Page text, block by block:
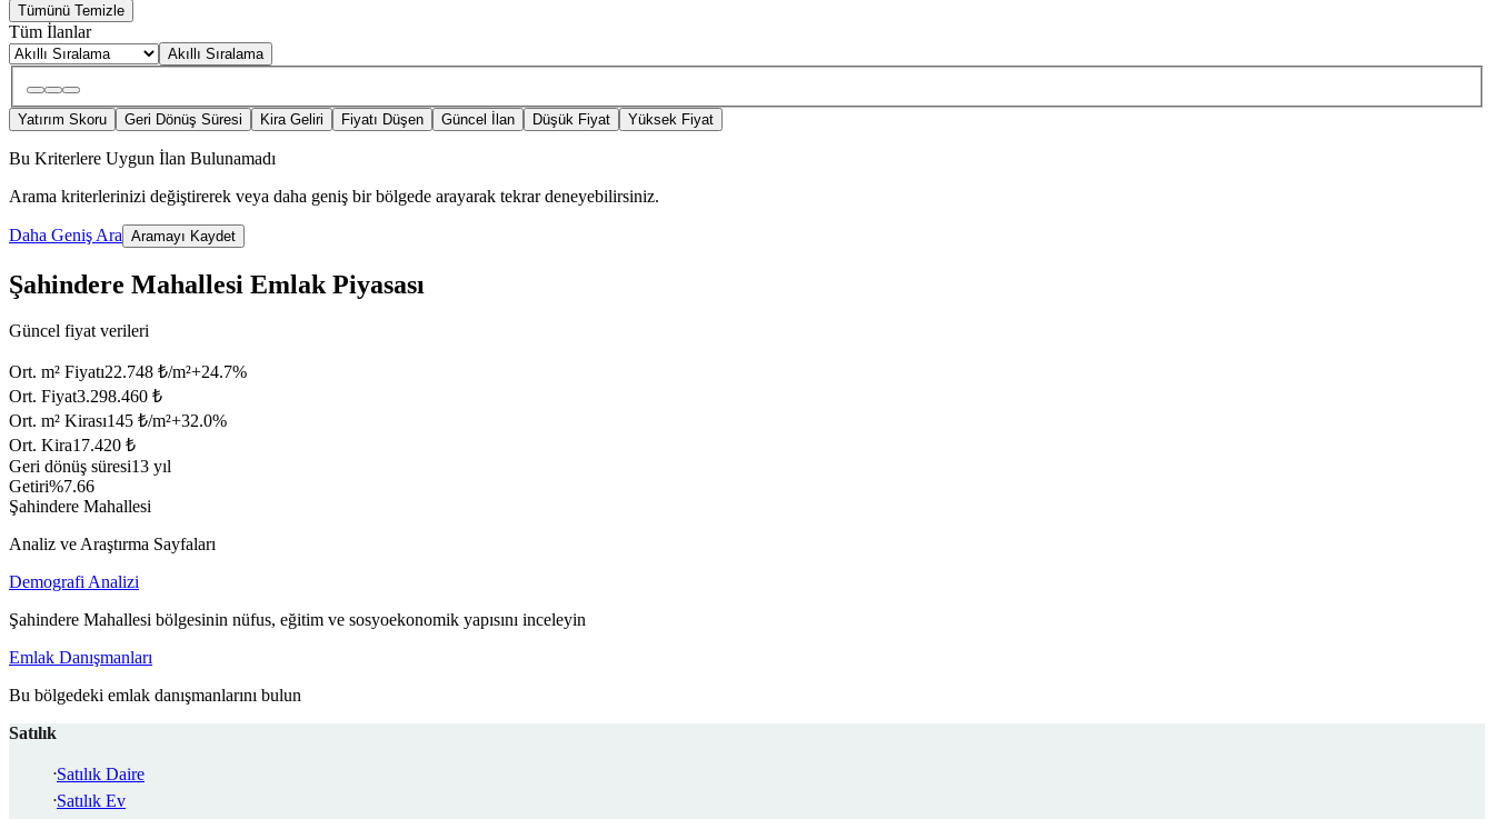
Tümünü Temizle
Tüm İlanlar
Akıllı Sıralama
Yatırım Skoru Geri Dönüş Süresi Kira Geliri Fiyatı Düşen Güncel İlan Düşük Fiyat Yüksek Fiyat
Bu Kriterlere Uygun İlan Bulunamadı
Arama kriterlerinizi değiştirerek veya daha geniş bir bölgede arayarak tekrar deneyebilirsiniz.
Daha Geniş Ara Aramayı Kaydet
Şahindere Mahallesi Emlak Piyasası
Güncel fiyat verileri
Ort. m² Fiyatı22.748 ₺/m²+24.7%
Ort. Fiyat3.298.460 ₺
Ort. m² Kirası145 ₺/m²+32.0%
Ort. Kira17.420 ₺
Geri dönüş süresi13 yıl
Getiri%7.66
Şahindere Mahallesi
Analiz ve Araştırma Sayfaları
Demografi Analizi
Şahindere Mahallesi bölgesinin nüfus, eğitim ve sosyoekonomik yapısını inceleyin
Emlak Danışmanları
Bu bölgedeki emlak danışmanlarını bulun
Satılık
Satılık Daire
Satılık Ev